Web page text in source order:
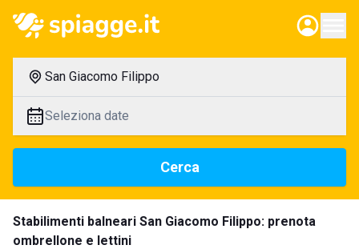
San Giacomo Filippo
Seleziona date
Cerca
Stabilimenti balneari San Giacomo Filippo: prenota
ombrellone e lettini